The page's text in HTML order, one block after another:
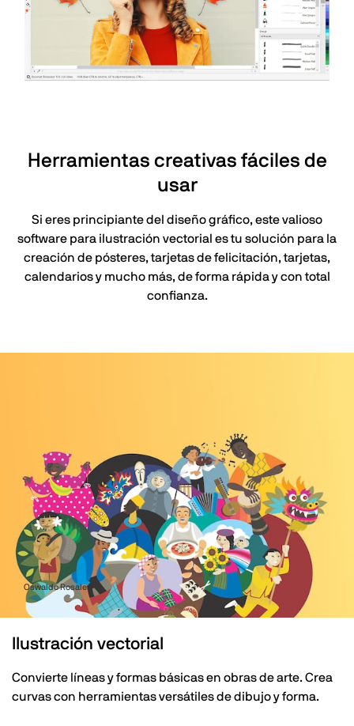
Herramientas creativas fáciles de
usar
Si eres principiante del diseño gráfico, este valioso
software para ilustración vectorial es tu solución para la
creación de pósteres, tarjetas de felicitación, tarjetas,
calendarios y mucho más, de forma rápida y con total
confianza.
Oswaldo Rosales
Ilustración vectorial
Convierte líneas y formas básicas en obras de arte. Crea
curvas con herramientas versátiles de dibujo y forma.